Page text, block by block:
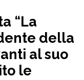
“La
della
al suo
le